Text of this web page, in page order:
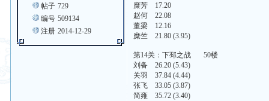
帖子 729
编号 509134
注册 2014-12-29
糜芳 17.20
赵何 22.08
董梁 12.16
糜竺 21.80 (3.95)
第14关：下邳之战 50楼
刘备 26.20 (5.43)
关羽 37.84 (4.44)
张飞 33.05 (3.87)
简雍 35.72 (3.40)